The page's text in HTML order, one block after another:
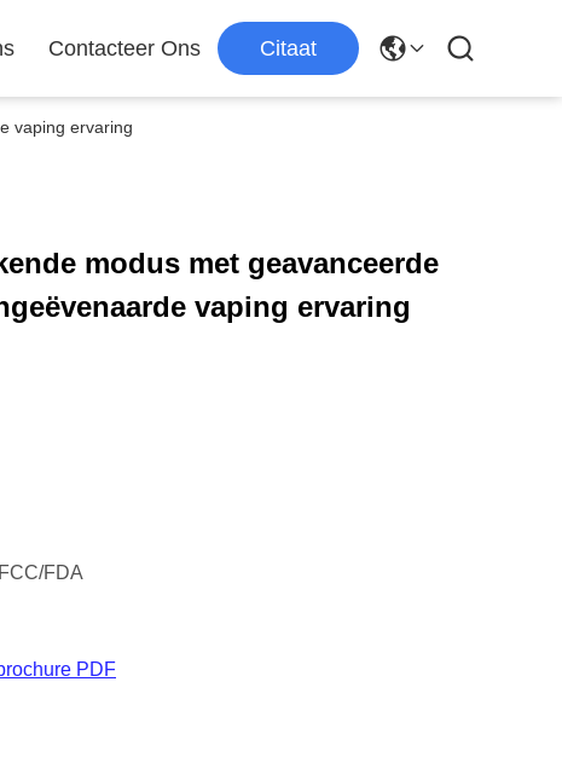
Contacteer Ons Citaat
vaping ervaring
modus met geavanceerde
vaping ervaring
FDA
PDF